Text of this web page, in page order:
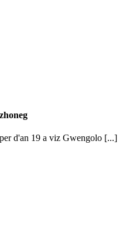
d'an 19 a viz Gwengolo [...]